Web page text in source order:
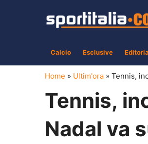
Calcio Esclusive
Home » Ultim'ora » Tennis,
Tennis,
Nadal va